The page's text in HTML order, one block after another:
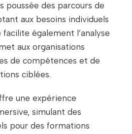
poussée des parcours de
aux besoins individuels
également l’analyse
aux organisations
de compétences et de
ciblées.
une expérience
simulant des
pour des formations